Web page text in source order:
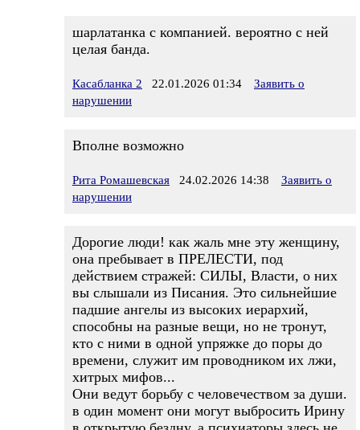
шарлатанка с компанией. вероятно с ней
целая банда.
Касабланка 2 22.01.2026 01:34
Заявить о
нарушении
Вполне возможно
Рита Ромашевская 24.02.2026 14:38
Заявить о
нарушении
Дорогие люди! как жаль мне эту женщину,
она пребывает в ПРЕЛЕСТИ, под
действием стражей: СИЛЫ, Власти, о них
вы слышали из Писания. Это сильнейшие
падшие ангелы из высоких иерархий,
способны на разные вещи, но не тронут,
кто с ними в одной упряжке до поры до
времени, служит им проводником их лжи,
хитрых мифов...
Они ведут борьбу с человечеством за души.
в один момент они могут выбросить Ирину